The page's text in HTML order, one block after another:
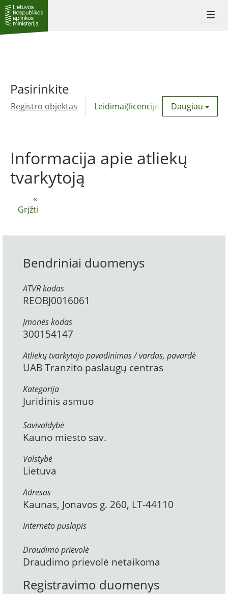
Pasirinkite
Registro objektas Leidimai(licencijos) Daugiau
«
Grįžti
Informacija apie atliekų
tvarkytoją
Bendriniai duomenys
ATVR kodas
REOBJ0016061
Įmonės kodas
300154147
Atliekų tvarkytojo pavadinimas / vardas, pavardė
UAB Tranzito paslaugų centras
Kategorija
Juridinis asmuo
Savivaldybė
Kauno miesto sav.
Valstybė
Lietuva
Adresas
Kaunas, Jonavos g. 260, LT-44110
Interneto puslapis
Draudimo prievolė
Draudimo prievolė netaikoma
Registravimo duomenys